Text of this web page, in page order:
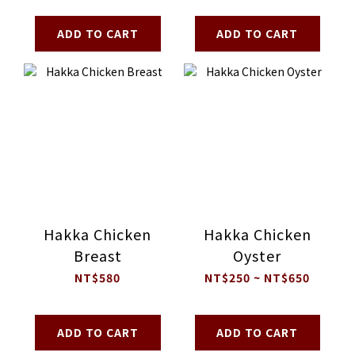
ADD TO CART ADD TO CART
Hakka Chicken
Breast
NT$580
ADD TO CART
Hakka Chicken
Oyster
NT$250 ~ NT$650
ADD TO CART